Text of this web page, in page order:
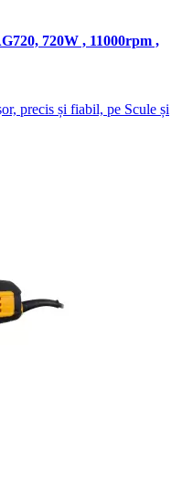
720W , 11000rpm ,
precis și fiabil, pe Scule și